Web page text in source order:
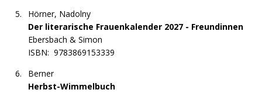
Hörner, Nadolny
Der literarische Frauenkalender 2027 - Freundinnen
Ebersbach & Simon
ISBN: 9783869153339
Berner
Herbst-Wimmelbuch